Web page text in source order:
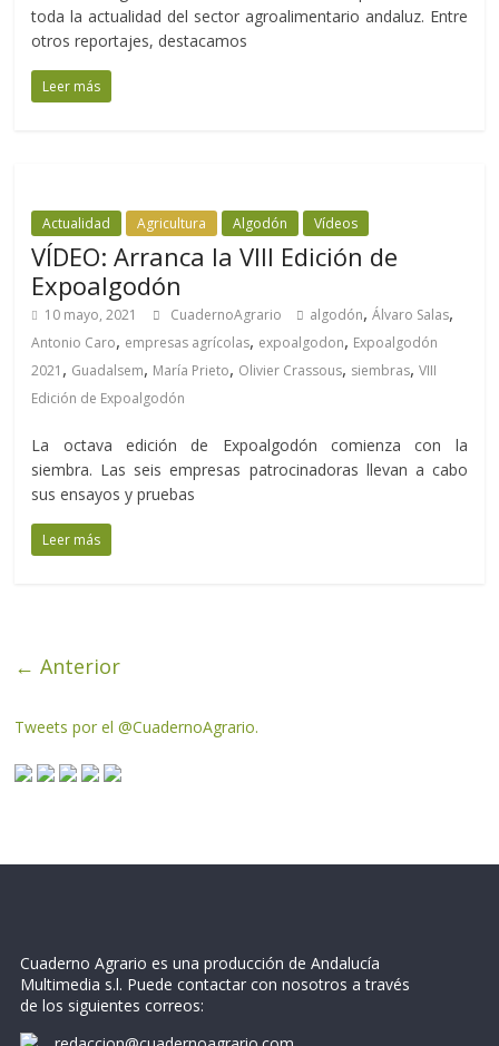
toda la actualidad del sector agroalimentario andaluz. Entre
otros reportajes, destacamos
Leer más
Actualidad Agricultura Algodón Vídeos
VÍDEO: Arranca la VIII Edición de
Expoalgodón
10 mayo, 2021 CuadernoAgrario algodón,Álvaro Salas,
Antonio Caro, empresas agrícolas, expoalgodon, Expoalgodón
2021 , Guadalsem, María Prieto, Olivier Crassous, siembras,VIII
Edición de Expoalgodón
La octava edición de Expoalgodón comienza con la
siembra. Las seis empresas patrocinadoras llevan a cabo
sus ensayos y pruebas
Leer más
← Anterior
Tweets por el @CuadernoAgrario.
Cuaderno Agrario es una producción de Andalucía
Multimedia s.l. Puede contactar con nosotros a través
de los siguientes correos: